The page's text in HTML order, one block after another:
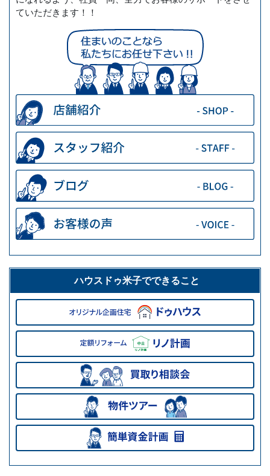
ていただきます！！
ハウスドゥ米子でできること